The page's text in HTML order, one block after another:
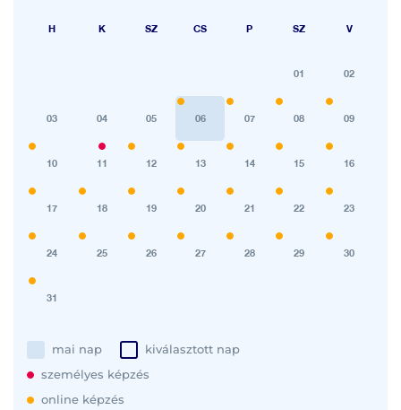
H K SZ CS P SZ V
01 02
03 04 05 06 07 08 09
10 11 12 13 14 15 16
17 18 19 20 21 22 23
24 25 26 27 28 29 30
31
mai nap
kiválasztott nap
személyes képzés
online képzés